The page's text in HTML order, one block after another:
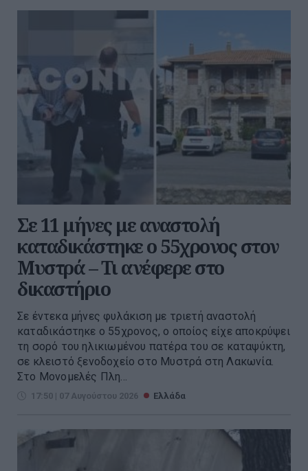
Σε 11 μήνες με αναστολή
καταδικάστηκε ο 55χρονος στον
Μυστρά – Τι ανέφερε στο
δικαστήριο
Σε έντεκα μήνες φυλάκιση με τριετή αναστολή
καταδικάστηκε ο 55χρονος, ο οποίος είχε αποκρύψει
τη σορό του ηλικιωμένου πατέρα του σε καταψύκτη,
σε κλειστό ξενοδοχείο στο Μυστρά στη Λακωνία.
Στο Μονομελές Πλη...
17:50 | 07 Αυγούστου 2026 Ελλάδα